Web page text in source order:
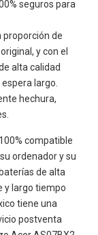
seguros para
proporción de
y con el
alta calidad
largo.
hechura,
compatible
ordenador y su
de alta
y largo tiempo
tiene una
postventa